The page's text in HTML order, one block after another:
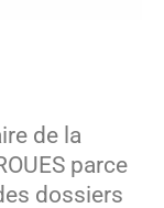
de la
parce
dossiers